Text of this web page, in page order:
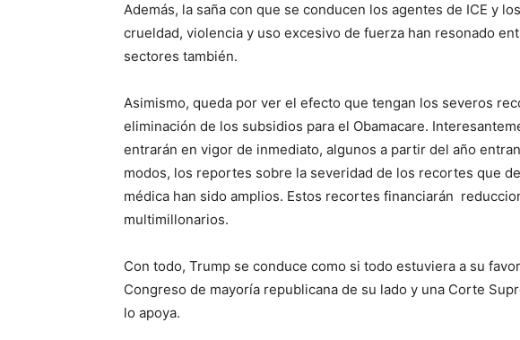
Además, la saña con que se conducen los agentes de ICE y
crueldad, violencia y uso excesivo de fuerza han resonado
sectores también.
Asimismo, queda por ver el efecto que tengan los severos
eliminación de los subsidios para el Obamacare.
entrarán en vigor de inmediato, algunos a partir del año
modos, los reportes sobre la severidad de los recortes que
médica han sido amplios. Estos recortes financiarán
multimillonarios.
Con todo, Trump se conduce como si todo estuviera a su
Congreso de mayoría republicana de su lado y una Corte
lo apoya.